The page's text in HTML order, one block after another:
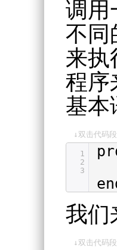
调用
不同
来执
程序
基本
↓双击代码
1
2
3
我们
↓双击代码